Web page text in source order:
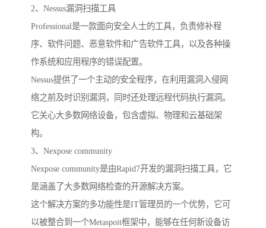
2、Nessus漏洞扫描工具
Professional是一款面向安全人士的工具，负责修补程
序、软件问题、恶意软件和广告软件工具，以及各种操
作系统和应用程序的错误配置。
Nessus提供了一个主动的安全程序，在利用漏洞入侵网
络之前及时识别漏洞，同时还处理远程代码执行漏洞。
它关心大多数网络设备，包含虚拟、物理和云基础架
构。
3、Nexpose community
Nexpose community是由Rapid7开发的漏洞扫描工具，它
是涵盖了大多数网络检查的开源解决方案。
这个解决方案的多功能性是IT管理员的一个优势，它可
以被整合到一个Metaspoit框架中，能够在任何新设备访